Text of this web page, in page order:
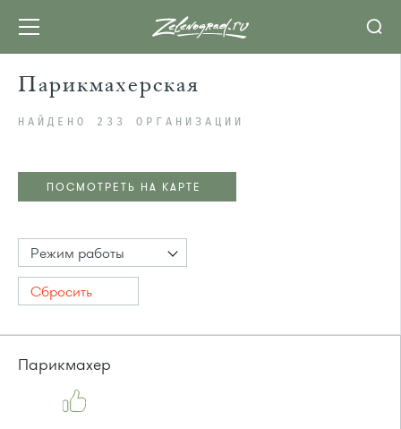
Парикмахерская
НАЙДЕНО 233 ОРГАНИЗАЦИИ
ПОСМОТРЕТЬ НА КАРТЕ
Режим работы
Сбросить
Парикмахер